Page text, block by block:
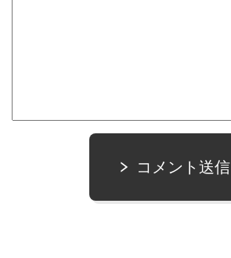
コメント送信